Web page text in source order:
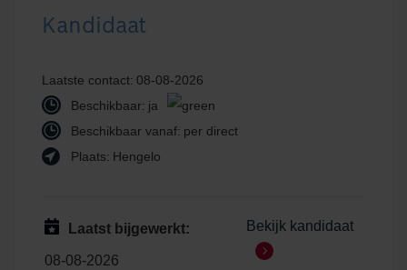
Kandidaat
Laatste contact: 08-08-2026
Beschikbaar: ja
Beschikbaar vanaf: per direct
Plaats: Hengelo
Laatst bijgewerkt:
08-08-2026
Bekijk kandidaat